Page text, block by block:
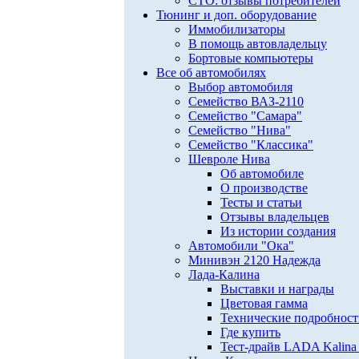
Тюнинг и доп. оборудование
Иммобилизаторы
В помощь автовладельцу
Бортовые компьютеры
Все об автомобилях
Выбор автомобиля
Семейство ВАЗ-2110
Семейство "Самара"
Семейство "Нива"
Семейство "Классика"
Шевроле Нива
Об автомобиле
О производстве
Тесты и статьи
Отзывы владельцев
Из истории создания
Автомобили "Ока"
Минивэн 2120 Надежда
Лада-Калина
Выставки и награды
Цветовая гамма
Технические
Где купить
Тест-драйв LADA Kalina